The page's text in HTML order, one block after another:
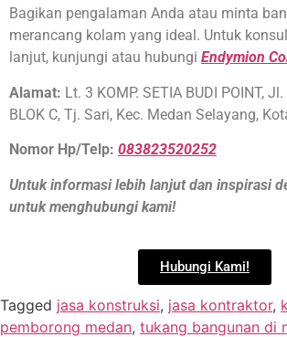
Bagikan pengalaman Anda atau minta
merancang kolam yang ideal. Untuk
lanjut, kunjungi atau hubungi Endymion
Alamat: Lt. 3 KOMP. SETIA BUDI POINT,
BLOK C, Tj. Sari, Kec. Medan Selayang,
Nomor Hp/Telp: 083823520252
Untuk informasi lebih lanjut dan inspirasi
untuk menghubungi kami!
Hubungi Kami!
Tagged jasa konstruksi, jasa kontraktor,
pemborong medan, tukang bangunan di